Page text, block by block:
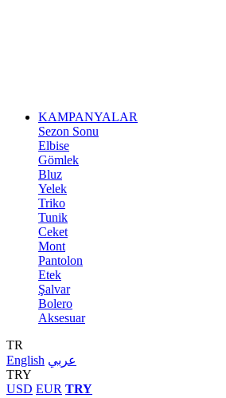
KAMPANYALAR
Sezon Sonu
Elbise
Gömlek
Bluz
Yelek
Triko
Tunik
Ceket
Mont
Pantolon
Etek
Şalvar
Bolero
Aksesuar
TR
English عربي
TRY
USD EUR TRY